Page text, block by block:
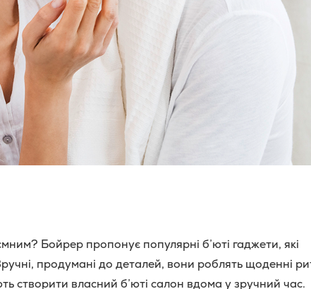
Бойрер пропонує популярні б’юті гаджети, які
продумані до деталей, вони роблять щоденні
створити власний б’юті салон вдома у зручний час.